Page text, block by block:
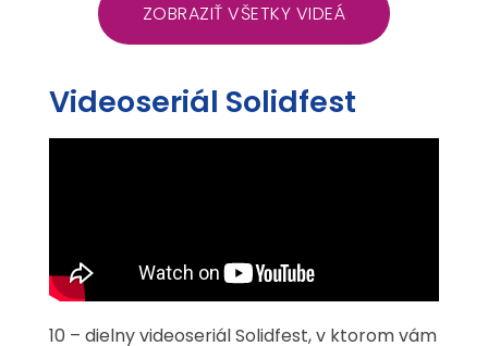
ZOBRAZIŤ VŠETKY VIDEÁ
Videoseriál Solidfest
10 – dielny videoseriál Solidfest, v ktorom vám